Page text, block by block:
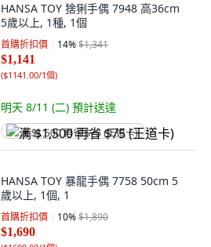
HANSA TOY 猞猁手偶 7948 高36cm
5歲以上, 1種, 1個
首購折扣價 14%$1,341
$1,141
($1141.00/1個)
明天 8/11 (二) 預計送達
满 $1,500 再省 $75 (王道卡)
HANSA TOY 暴龍手偶 7758 50cm 5
歲以上, 1個, 1
首購折扣價 10%$1,890
$1,690